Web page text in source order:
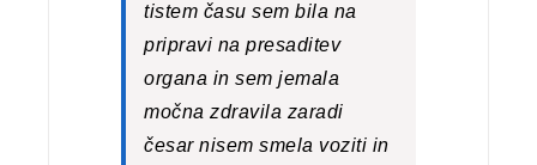
tistem času sem bila na
pripravi na presaditev
organa in sem jemala
močna zdravila zaradi
česar nisem smela voziti in